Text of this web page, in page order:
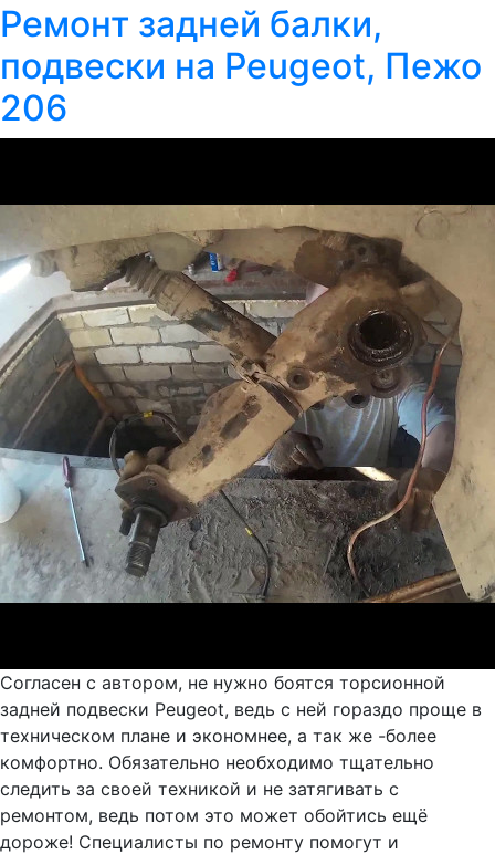
Ремонт задней балки,
подвески на Peugeot, Пежо
206
Согласен с автором, не нужно боятся торсионной
задней подвески Peugeot, ведь с ней гораздо проще в
техническом плане и экономнее, а так же -более
комфортно. Обязательно необходимо тщательно
следить за своей техникой и не затягивать с
ремонтом, ведь потом это может обойтись ещё
дороже! Специалисты по ремонту помогут и